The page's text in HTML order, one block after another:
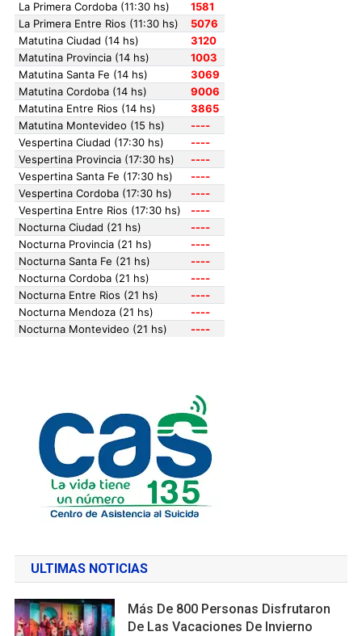
ULTIMAS NOTICIAS
Más De 800 Personas Disfrutaron
De Las Vacaciones De Invierno